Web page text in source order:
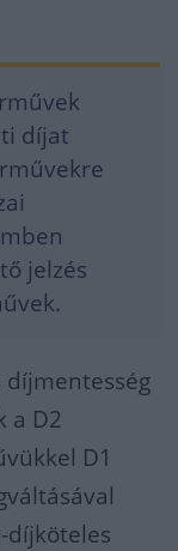
díjat
jelzés
díjmentesség
a D2
D1
díjköteles